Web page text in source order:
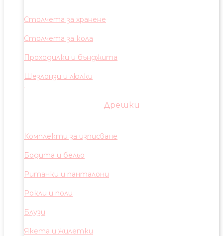
Столчета за хранене
Столчета за кола
Проходилки и бънджита
Шезлонзи и люлки
Дрешки
Комплекти за изписване
Бодита и бельо
Ританки и панталони
Рокли и поли
Блузи
Якета и жилетки